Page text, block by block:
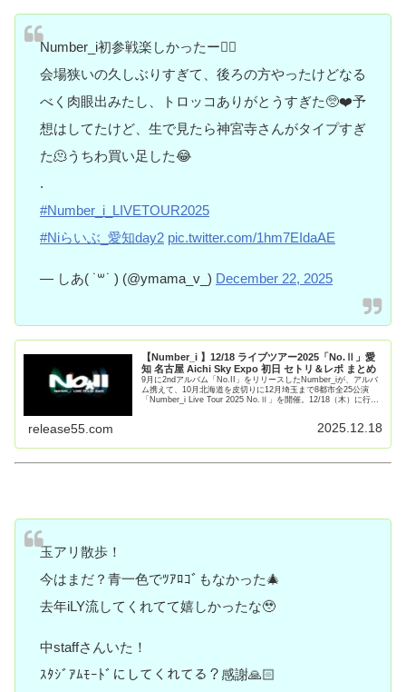
Number_i初参戦楽しかったー❤️‍🔥
会場狭いの久しぶりすぎて、後ろの方やったけどなる
べく肉眼出みたし、トロッコありがとうすぎた🥺❤️予
想はしてたけど、生で見たら神宮寺さんがタイプすぎ
た🫠うちわ買い足した😂
.
#Number_i_LIVETOUR2025
#Niらいぶ_愛知day2 pic.twitter.com/1hm7EIdaAE
— しあ( ˙꒳​˙ ) (@ymama_v_) December 22, 2025
【Number_i 】12/18 ライブツアー2025「No.Ⅱ」愛
知 名古屋 Aichi Sky Expo 初日 セトリ＆レポ まとめ
9月に2ndアルバム「No.II」をリリースしたNumber_iが、アルバ
ム携えて、10月北海道を皮切りに12月埼玉まで8都市全25公演
「Number_i Live Tour 2025 No.Ⅱ」を開催。12/18（木）に行わ
release55.com 2025.12.18
玉アリ散歩！
今はまだ？青一色でﾂｱﾛｺﾞもなかった🎄
去年iLY流してくれてて嬉しかったな🥹
中staffさんいた！
ｽﾀｼﾞｱﾑﾓｰﾄﾞにしてくれてる？感謝🙏🏻